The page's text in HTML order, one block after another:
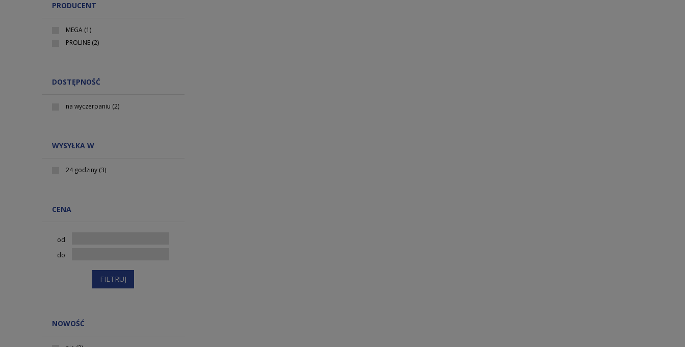
PRODUCENT
MEGA (1)
PROLINE (2)
DOSTĘPNOŚĆ
na wyczerpaniu (2)
WYSYŁKA W
24 godziny (3)
CENA
od
do
FILTRUJ
NOWOŚĆ